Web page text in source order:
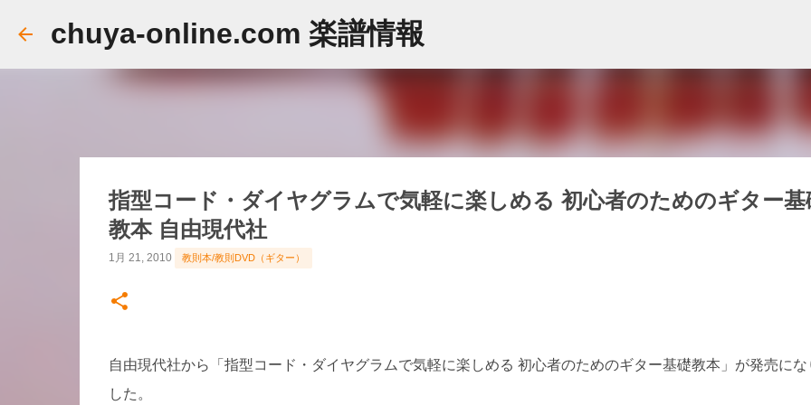
chuya-online.com 楽譜情報
指型コード・ダイヤグラムで気軽に楽しめる 初心者のためのギター基
教本 自由現代社
1月 21, 2010 教則本/教則DVD（ギター）
自由現代社から「指型コード・ダイヤグラムで気軽に楽しめる 初心者のためのギター基礎教本」が発売にな
した。